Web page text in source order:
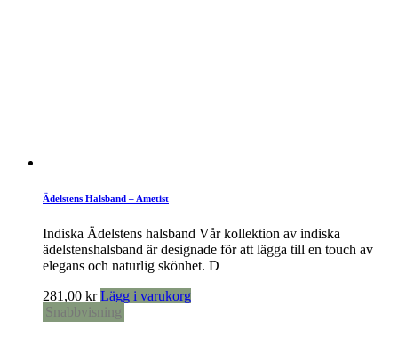
Ädelstens Halsband – Ametist
Indiska Ädelstens halsband Vår kollektion av indiska
ädelstenshalsband är designade för att lägga till en touch av
elegans och naturlig skönhet. D
281,00 kr Lägg i varukorg
Snabbvisning